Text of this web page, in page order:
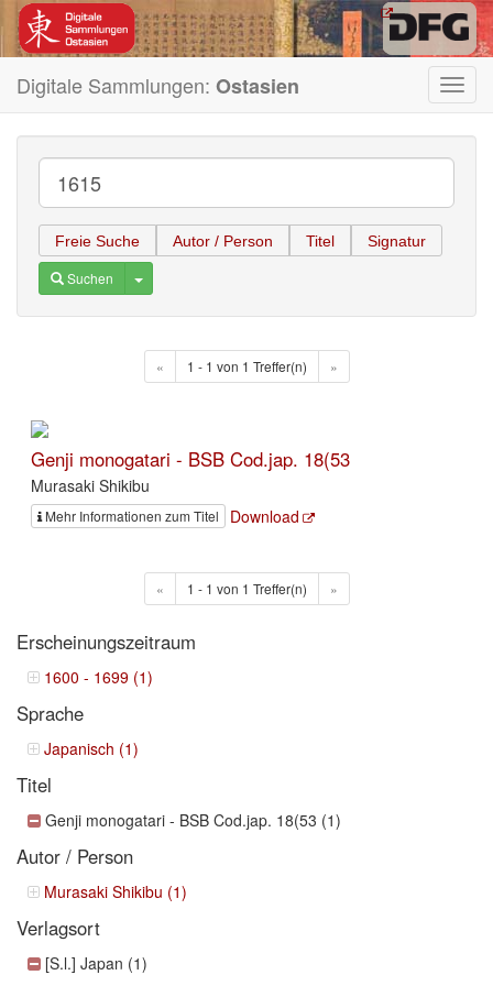
Digitale Sammlungen: Ostasien
Freie Suche Autor / Person Titel Signatur
Suchen Toggle Dropdown
« 1 - 1 von 1 Treffer(n) »
Genji monogatari - BSB Cod.jap. 18(53
Murasaki Shikibu
Mehr Informationen zum Titel Download
« 1 - 1 von 1 Treffer(n) »
Erscheinungszeitraum
1600 - 1699 (1)
Sprache
Japanisch (1)
Titel
Genji monogatari - BSB Cod.jap. 18(53 (1)
Autor / Person
Murasaki Shikibu (1)
Verlagsort
[S.l.] Japan (1)